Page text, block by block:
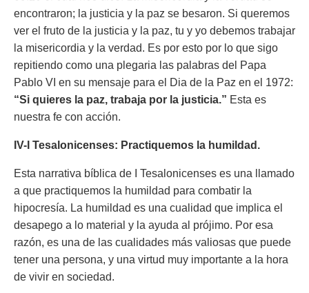
encontraron; la justicia y la paz se besaron. Si queremos
ver el fruto de la justicia y la paz, tu y yo debemos trabajar
la misericordia y la verdad. Es por esto por lo que sigo
repitiendo como una plegaria las palabras del Papa
Pablo VI en su mensaje para el Dia de la Paz en el 1972:
“Si quieres la paz, trabaja por la justicia.” Esta es
nuestra fe con acción.
IV-I Tesalonicenses: Practiquemos la humildad.
Esta narrativa bíblica de I Tesalonicenses es una llamado
a que practiquemos la humildad para combatir la
hipocresía. La humildad es una cualidad que implica el
desapego a lo material y la ayuda al prójimo. Por esa
razón, es una de las cualidades más valiosas que puede
tener una persona, y una virtud muy importante a la hora
de vivir en sociedad.